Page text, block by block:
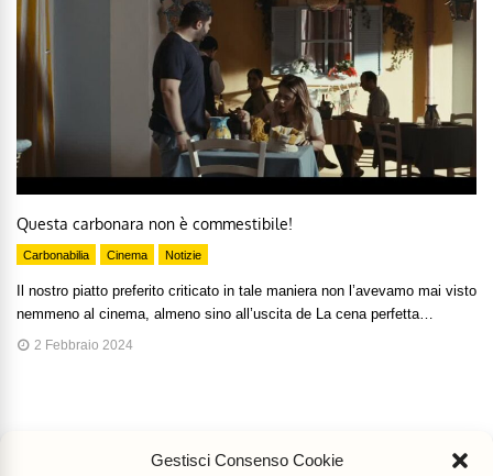
Gestisci Consenso Cookie
Questa carbonara non è commestibile!
Carbonabilia Cinema Notizie
Il nostro piatto preferito criticato in tale maniera non l’avevamo mai visto
nemmeno al cinema, almeno sino all’uscita de La cena perfetta…
2 Febbraio 2024